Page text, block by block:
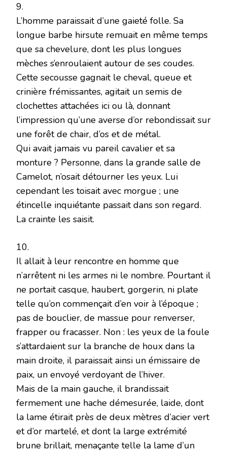
9.
L’homme paraissait d’une gaieté folle. Sa
longue barbe hirsute remuait en même temps
que sa chevelure, dont les plus longues
mèches s’enroulaient autour de ses coudes.
Cette secousse gagnait le cheval, queue et
crinière frémissantes, agitait un semis de
clochettes attachées ici ou là, donnant
l’impression qu’une averse d’or rebondissait sur
une forêt de chair, d’os et de métal.
Qui avait jamais vu pareil cavalier et sa
monture ? Personne, dans la grande salle de
Camelot, n’osait détourner les yeux. Lui
cependant les toisait avec morgue ; une
étincelle inquiétante passait dans son regard.
La crainte les saisit.
10.
Il allait à leur rencontre en homme que
n’arrêtent ni les armes ni le nombre. Pourtant il
ne portait casque, haubert, gorgerin, ni plate
telle qu’on commençait d’en voir à l’époque ;
pas de bouclier, de massue pour renverser,
frapper ou fracasser. Non : les yeux de la foule
s’attardaient sur la branche de houx dans la
main droite, il paraissait ainsi un émissaire de
paix, un envoyé verdoyant de l’hiver.
Mais de la main gauche, il brandissait
fermement une hache démesurée, laide, dont
la lame étirait près de deux mètres d’acier vert
et d’or martelé, et dont la large extrémité
brune brillait, menaçante telle la lame d’un